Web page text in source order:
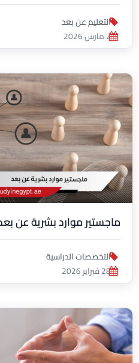
التعليم عن بعد
2 مارس 2026
ماجستير موارد بشرية عن بعد
التخصصات الدراسية
28 فبراير 2026